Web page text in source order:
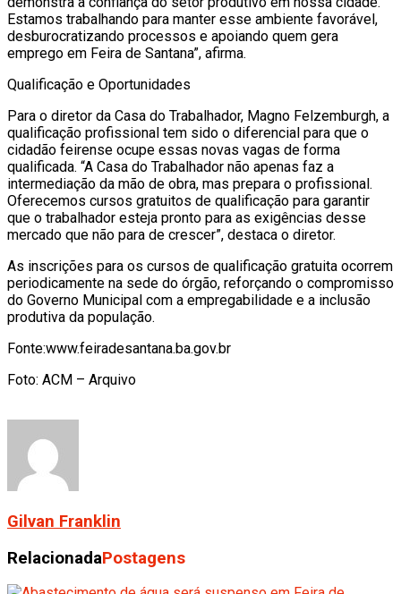
Estamos trabalhando para manter esse ambiente favorável,
desburocratizando processos e apoiando quem gera
emprego em Feira de Santana”, afirma.
Qualificação e Oportunidades
Para o diretor da Casa do Trabalhador, Magno Felzemburgh, a
qualificação profissional tem sido o diferencial para que o
cidadão feirense ocupe essas novas vagas de forma
qualificada. “A Casa do Trabalhador não apenas faz a
intermediação da mão de obra, mas prepara o profissional.
Oferecemos cursos gratuitos de qualificação para garantir
que o trabalhador esteja pronto para as exigências desse
mercado que não para de crescer”, destaca o diretor.
As inscrições para os cursos de qualificação gratuita ocorrem
periodicamente na sede do órgão, reforçando o compromisso
do Governo Municipal com a empregabilidade e a inclusão
produtiva da população.
Fonte:www.feiradesantana.ba.gov.br
Foto: ACM – Arquivo
Gilvan Franklin
RelacionadaPostagens